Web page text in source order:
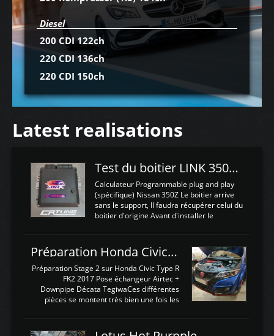
Diesel
200 CDI 122ch
220 CDI 136ch
220 CDI 150ch
Latest realisations
Test du boitier LINK 350Z Plugin ECU
Calculateur Programmable plug and play
(spécifique) Nissan 350Z Le boitier arrive
sans le support, Il faudra récupérer celui du
boitier d'origine Avant d'installer le
d'envoyer l'information de la large bande
dans le boitier. sydney sweeney deepfake
La sortie 0-5V de l'afr sera connectée sur
l'entrée AN Volt 8 et GndAN pour
Analogique, et Volt car l'information est une
tension (Pas une résistance variable d'un
est temps de brancher le ...
Préparation Honda Civic Type R FK2
Préparation Stage 2 sur Honda Civic Type R
FK2 2017 Pose échangeur Airtec +
Downpipe Décata TegiwaCes différentes
pièces se montent très bien une fois les
légere découpe du plastique inferieur,